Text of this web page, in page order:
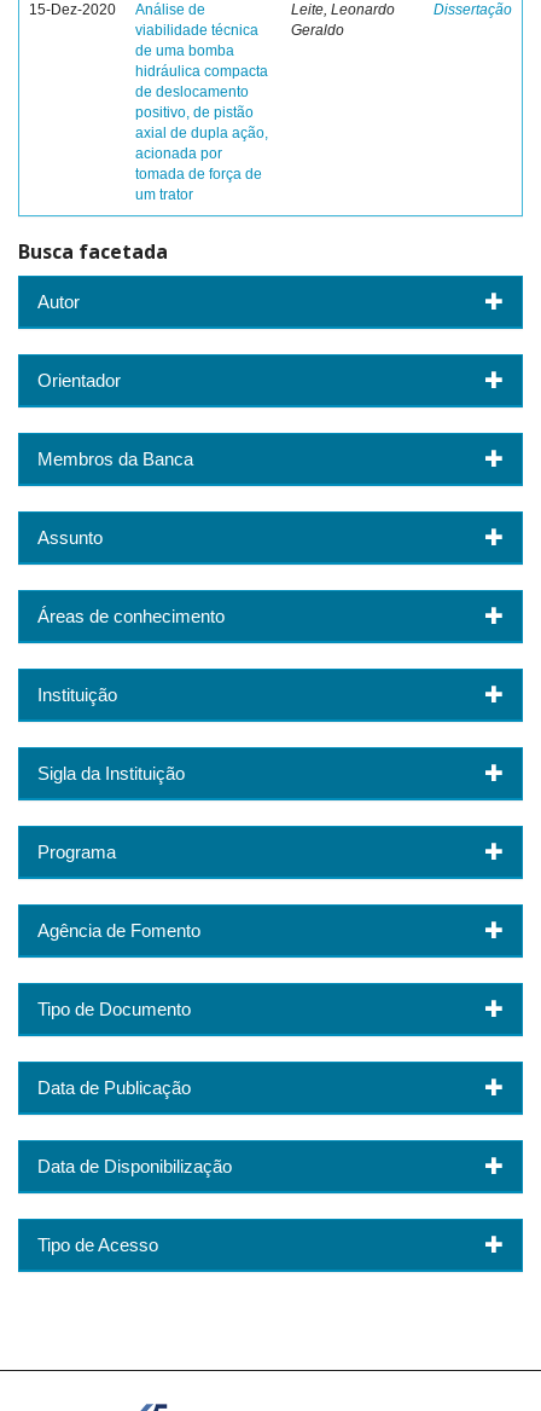
15-Dez-2020
Análise de
viabilidade técnica
de uma bomba
hidráulica compacta
de deslocamento
positivo, de pistão
axial de dupla ação,
acionada por
tomada de força de
um trator
Leite, Leonardo
Geraldo
Dissertação
Busca facetada
Autor
Orientador
Membros da Banca
Assunto
Áreas de conhecimento
Instituição
Sigla da Instituição
Programa
Agência de Fomento
Tipo de Documento
Data de Publicação
Data de Disponibilização
Tipo de Acesso